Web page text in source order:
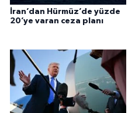
İran’dan Hürmüz’de yüzde
20’ye varan ceza planı